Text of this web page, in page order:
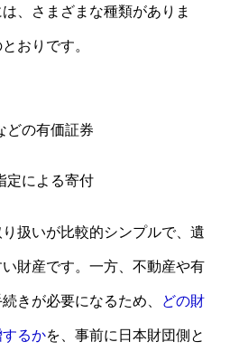
、さまざまな種類がありま
おりです。
どの有価証券
定による寄付
扱いが比較的シンプルで、遺
財産です。一方、不動産や有
きが必要になるため、 どの財
るかを、事前に日本財団側と